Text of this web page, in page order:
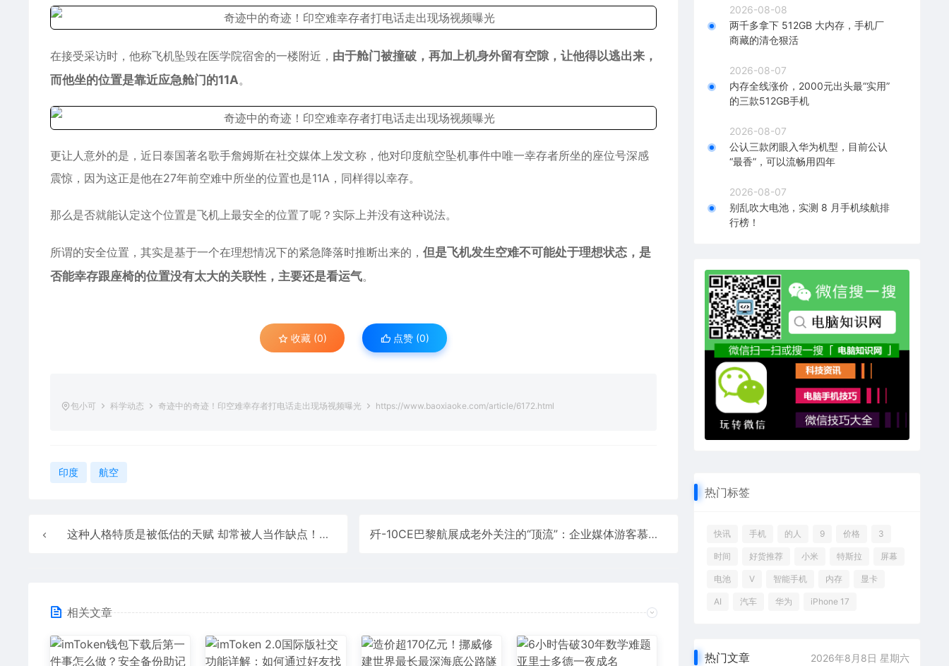
在接受采访时，他称飞机坠毁在医学院宿舍的一楼附近， 由于舱门被撞破，再加上机身外留有空隙，让他得以逃出来，
而他坐的位置是靠近应急舱门的11A。
更让人意外的是，近日泰国著名歌手詹姆斯在社交媒体上发文称，他对印度航空坠机事件中唯一幸存者所坐的座位号深感
震惊，因为这正是他在27年前空难中所坐的位置也是11A，同样得以幸存。
那么是否就能认定这个位置是飞机上最安全的位置了呢？实际上并没有这种说法。
所谓的安全位置，其实是基于一个在理想情况下的紧急降落时推断出来的， 但是飞机发生空难不可能处于理想状态，是
否能幸存跟座椅的位置没有太大的关联性，主要还是看运气。
收藏 (0) 点赞 (0)
包小可 科学动态 奇迹中的奇迹！印空难幸存者打电话走出现场视频曝光 https://www.baoxiaoke.com/article/6172.html
印度 航空
这种人格特质是被低估的天赋 却常被人当作缺点！太可惜了 歼-10CE巴黎航展成老外关注的“顶流”：企业媒体游客慕名打卡
相关文章
2026-08-08
两千多拿下 512GB 大内存，手机厂
商藏的清仓狠活
2026-08-07
内存全线涨价，2000元出头最“实用”
的三款512GB手机
2026-08-07
公认三款闭眼入华为机型，目前公认
“最香”，可以流畅用四年
2026-08-07
别乱吹大电池，实测 8 月手机续航排
行榜！
热门标签
快讯 手机 的人 9 价格 3
时间 好货推荐 小米 特斯拉 屏幕
电池 V 智能手机 内存 显卡
AI 汽车 华为 iPhone 17
热门文章 2026年8月8日 星期六